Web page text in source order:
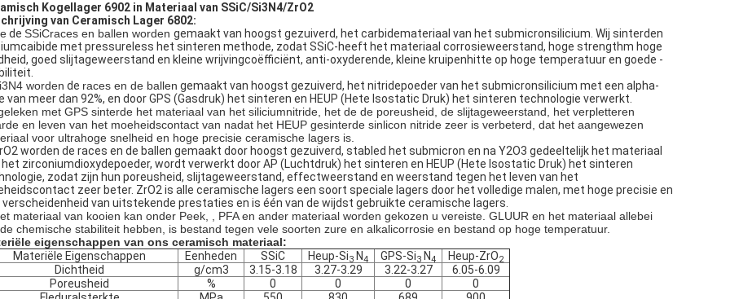
Kogellager 6902 in Materiaal van SSiC/Si3N4/ZrO2
van Ceramisch Lager 6802:
de SSiCraces en ballen worden gemaakt van hoogst gezuiverd, het carbidemateriaal van het submicronsilicium. Wij sinterden
met pressureless het sinteren methode, zodat SSiC-heeft het materiaal corrosieweerstand, hoge strengthm hoge
goed slijtageweerstand en kleine wrijvingcoëfficiënt, anti-oxyderende, kleine kruipenhitte op hoge temperatuur en goede -
worden de races en de ballen gemaakt van hoogst gezuiverd, het nitridepoeder van het submicronsilicium met een alpha-
van meer dan 92%, en door GPS (Gasdruk) het sinteren en HEUP (Hete Isostatic Druk) het sinteren technologie verwerkt.
met GPS sinterde het materiaal van het siliciumnitride, het de de poreusheid, de slijtageweerstand, het verpletteren
en leven van het moeheidscontact van nadat het HEUP gesinterde sinlicon nitride zeer is verbeterd, dat het aangewezen
voor ultrahoge snelheid en hoge precisie ceramische lagers is.
worden de races en de ballen gemaakt door hoogst gezuiverd, stabled het submicron en na Y2O3 gedeeltelijk het materiaal
het zirconiumdioxydepoeder, wordt verwerkt door AP (Luchtdruk) het sinteren en HEUP (Hete Isostatic Druk) het sinteren
zodat zijn hun poreusheid, slijtageweerstand, effectweerstand en weerstand tegen het leven van het
zeer beter. ZrO2 is alle ceramische lagers een soort speciale lagers door het volledige malen, met hoge precisie en
verscheidenheid van uitstekende prestaties en is één van de wijdst gebruikte ceramische lagers.
materiaal van kooien kan onder Peek, , PFA en ander materiaal worden gekozen u vereiste. GLUUR en het materiaal allebei
chemische stabiliteit hebben, is bestand tegen vele soorten zure en alkalicorrosie en bestand op hoge temperatuur.
eigenschappen van ons ceramisch materiaal:
Materiële Eigenschappen
Eenheden SSiC Heup-Si3 N4 GPS-Si3 N4 Heup-ZrO2
Dichtheid g/cm3 3.15-3.18 3.27-3.29 3.22-3.27
6.05-6.09
Poreusheid
% 0 0 0
0